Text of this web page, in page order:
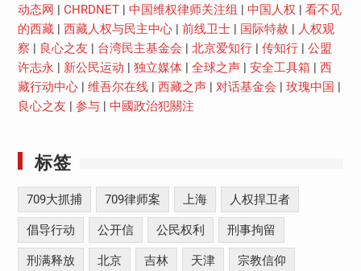
动态网
CHRDNET| 中国维权律师关注组 中国人权
看不见
的西藏| 西藏人权与民主中心| 前线卫士| 国际特赦
人权观
察
良心之友 台湾民主基金会 北京爱知行| 传知行| 公盟
许志永
新公民运动 独立媒体| 全球之声| 安全工具箱
西
藏行动中心| 维吾尔在线| 西藏之声| 对话基金会 玫瑰中国
良心之友
参与| 中國政治犯關注
标签
709大抓捕 709律师案 上海 人权捍卫者
倡导行动 公开信 公民权利 刑事拘留
刑满释放 北京 吉林 天津 宗教信仰